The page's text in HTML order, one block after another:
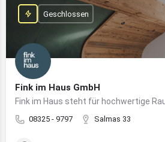
Fink im Haus GmbH
08325 - 9797 Salmas 33
Geschlossen